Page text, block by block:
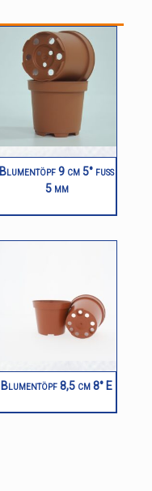
Blumentöpf 9 cm 5° fuß
5 mm
Blumentöpf 8,5 cm 8° E